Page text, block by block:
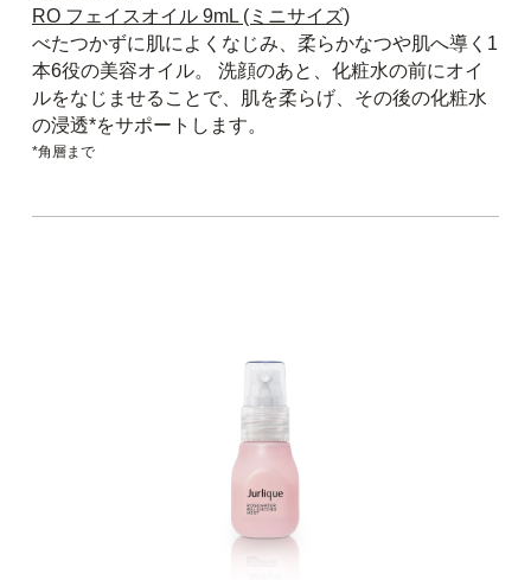
RO フェイスオイル 9mL (ミニサイズ)
べたつかずに肌によくなじみ、柔らかなつや肌へ導く1
本6役の美容オイル。 洗顔のあと、化粧水の前にオイ
ルをなじませることで、肌を柔らげ、その後の化粧水
の浸透*をサポートします。
*角層まで